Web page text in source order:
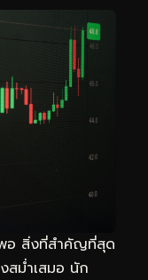
พอ สิ่งที่สำคัญที่สุด
สม่ำเสมอ นัก